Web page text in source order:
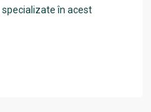
în acest